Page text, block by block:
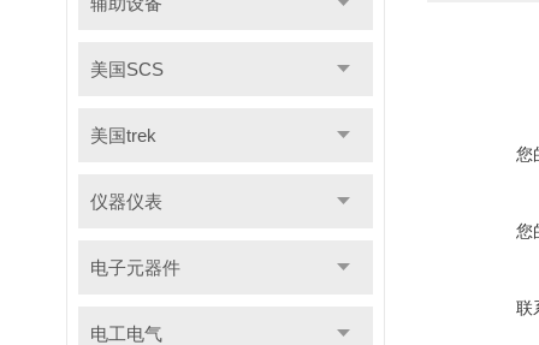
美国SCS
美国trek
仪器仪表
电子元器件
电工电气
您
您
联